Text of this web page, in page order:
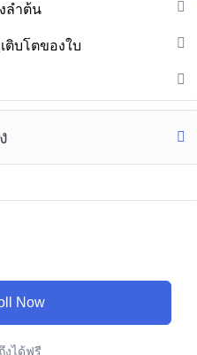
ลำต้น
ติบโตของใบ
Now
งได้ฟรี